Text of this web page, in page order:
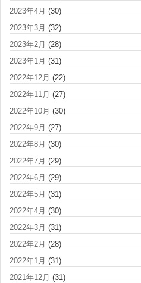
2023年4月 (30)
2023年3月 (32)
2023年2月 (28)
2023年1月 (31)
2022年12月 (22)
2022年11月 (27)
2022年10月 (30)
2022年9月 (27)
2022年8月 (30)
2022年7月 (29)
2022年6月 (29)
2022年5月 (31)
2022年4月 (30)
2022年3月 (31)
2022年2月 (28)
2022年1月 (31)
2021年12月 (31)